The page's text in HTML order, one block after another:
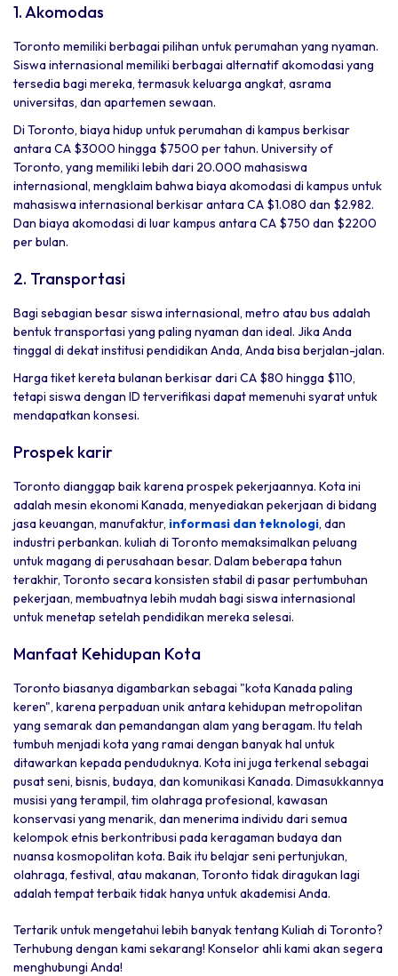
1. Akomodas
Toronto memiliki berbagai pilihan untuk perumahan yang nyaman.
Siswa internasional memiliki berbagai alternatif akomodasi yang
tersedia bagi mereka, termasuk keluarga angkat, asrama
universitas, dan apartemen sewaan.
Di Toronto, biaya hidup untuk perumahan di kampus berkisar
antara CA $3000 hingga $7500 per tahun. University of
Toronto, yang memiliki lebih dari 20.000 mahasiswa
internasional, mengklaim bahwa biaya akomodasi di kampus untuk
mahasiswa internasional berkisar antara CA $1.080 dan $2.982.
Dan biaya akomodasi di luar kampus antara CA $750 dan $2200
per bulan.
2. Transportasi
Bagi sebagian besar siswa internasional, metro atau bus adalah
bentuk transportasi yang paling nyaman dan ideal. Jika Anda
tinggal di dekat institusi pendidikan Anda, Anda bisa berjalan-jalan.
Harga tiket kereta bulanan berkisar dari CA $80 hingga $110,
tetapi siswa dengan ID terverifikasi dapat memenuhi syarat untuk
mendapatkan konsesi.
Prospek karir
Toronto dianggap baik karena prospek pekerjaannya. Kota ini
adalah mesin ekonomi Kanada, menyediakan pekerjaan di bidang
jasa keuangan, manufaktur, informasi dan teknologi, dan
industri perbankan. kuliah di Toronto memaksimalkan peluang
untuk magang di perusahaan besar. Dalam beberapa tahun
terakhir, Toronto secara konsisten stabil di pasar pertumbuhan
pekerjaan, membuatnya lebih mudah bagi siswa internasional
untuk menetap setelah pendidikan mereka selesai.
Manfaat Kehidupan Kota
Toronto biasanya digambarkan sebagai "kota Kanada paling
keren", karena perpaduan unik antara kehidupan metropolitan
yang semarak dan pemandangan alam yang beragam. Itu telah
tumbuh menjadi kota yang ramai dengan banyak hal untuk
ditawarkan kepada penduduknya. Kota ini juga terkenal sebagai
pusat seni, bisnis, budaya, dan komunikasi Kanada. Dimasukkannya
musisi yang terampil, tim olahraga profesional, kawasan
konservasi yang menarik, dan menerima individu dari semua
kelompok etnis berkontribusi pada keragaman budaya dan
nuansa kosmopolitan kota. Baik itu belajar seni pertunjukan,
olahraga, festival, atau makanan, Toronto tidak diragukan lagi
adalah tempat terbaik tidak hanya untuk akademisi Anda.
Tertarik untuk mengetahui lebih banyak tentang Kuliah di Toronto?
Terhubung dengan kami sekarang! Konselor ahli kami akan segera
menghubungi Anda!